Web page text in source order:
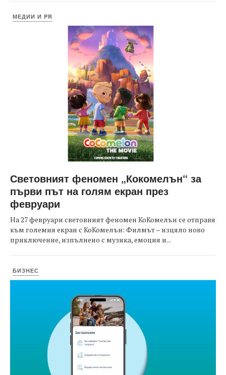
МЕДИИ И PR
Световният феномен „Кокомелън“ за
първи път на голям екран през
февруари
На 27 февруари световният феномен КоКомелън се отправя
към големия екран с КоКомелън: Филмът – изцяло ново
приключение, изпълнено с музика, емоция и...
БИЗНЕС